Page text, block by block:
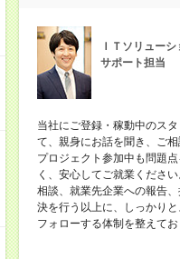
ＩＴソリュー
サポート担当
当社にご登録・稼動中のス
て、親身にお話を聞き、ご相
プロジェクト参加中も問題
く、安心してご就業ください
相談、就業先企業への報告
決を行う以上に、しっかり
フォローする体制を整えてお